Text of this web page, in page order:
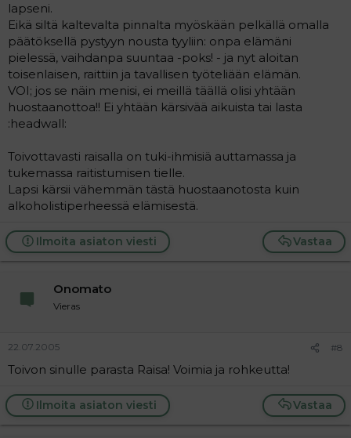
lapseni.
Eikä siltä kaltevalta pinnalta myöskään pelkällä omalla
päätöksellä pystyyn nousta tyyliin: onpa elämäni
pielessä, vaihdanpa suuntaa -poks! - ja nyt aloitan
toisenlaisen, raittiin ja tavallisen työteliään elämän.
VOI; jos se näin menisi, ei meillä täällä olisi yhtään
huostaanottoa!! Ei yhtään kärsivää aikuista tai lasta
:headwall:
Toivottavasti raisalla on tuki-ihmisiä auttamassa ja
tukemassa raitistumisen tielle.
Lapsi kärsii vähemmän tästä huostaanotosta kuin
alkoholistiperheessä elämisestä.
Vastaa
Ilmoita asiaton viesti
Onomato
Vieras
22.07.2005 #8
Toivon sinulle parasta Raisa! Voimia ja rohkeutta!
Vastaa
Ilmoita asiaton viesti